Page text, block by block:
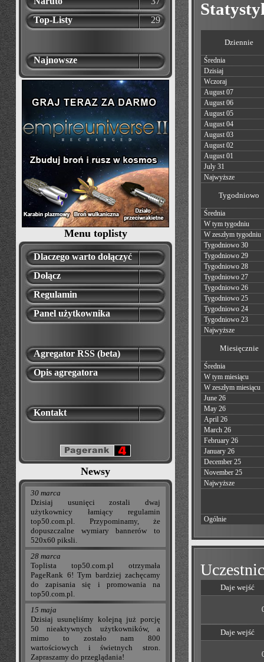
Top-Listy
29
Najnowsze
Menu toplisty
Dlaczego warto dołączyć
Dołącz
Regulamin
Panel użytkownika
Agregator RSS (beta)
Opis agregatora
Kontakt
Newsy
30 marca
Dzisiaj usunięci zostali dwaj
użytkownicy łamiący regulamin
top50.com.pl. Przypominamy, że
dopuszczalne wymiary bannerów to
520x60 piksli.
28 marca
Toplista top50.com.pl otrzymała
PageRank 6! Tym bardziej zachęcamy
do zapisania się i promowania na
top50.com.pl.
15 maja
Dzisiaj usunęliśmy kolejną już porcję
50 nieaktywnych użytkowników, a
mimo to zostało nam 800
wartościowych i świetnych stron.
Zapraszamy do przeglądania!
Dziennie
Średnia
Dzisiaj
Wczoraj
August 07
August 06
August 05
August 04
August 03
August 02
August 01
July 31
Najwyższe
Tygodniowo
Średnia
W tym tygodniu
W zeszłym tygodniu
Tygodniowo 30
Tygodniowo 29
Tygodniowo 28
Tygodniowo 27
Tygodniowo 26
Tygodniowo 25
Tygodniowo 24
Tygodniowo 23
Najwyższe
Miesięcznie
Średnia
W tym miesiącu
W zeszłym miesiącu
June 26
May 26
April 26
March 26
February 26
January 26
December 25
November 25
Najwyższe
Ogólnie
Daje wejść
Daje wejść